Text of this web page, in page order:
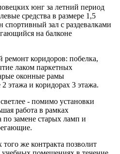
юнг за летний период
средства в размере 1,5
спортивный зал с раздевалками
на балконе
ремонт коридоров: побелка,
лаком паркетных
оконные рамы
этажа и коридорах 3 этажа.
- помимо установки
работа в рамках
по замене старых ламп и
же контракта позволит